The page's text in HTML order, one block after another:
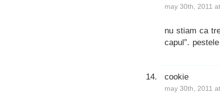
may 30th, 2011
nu stiam ca
capul”.
cookie
may 30th, 2011